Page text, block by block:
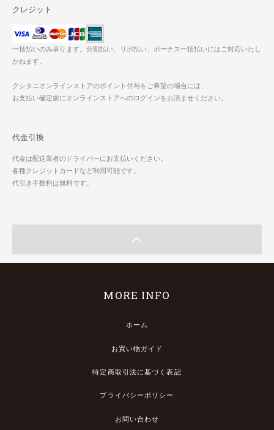
クレジット
一括払いのみ承ります。分割払い、リボ払い、ボーナス一括払いにはご対応いたし
かねます。
クシタニオンラインストアのポイント付与をご希望の場合には、
お支払い確定前にオンラインストアへのログインをお済ませください。
代金引換
代金は配送業者のドライバーにお支払いください。
各種クレジットカードなど利用可能です。
代引き手数料は無料です。
MORE INFO
ホーム
お買い物ガイド
特定商取引法に基づく表記
プライバシーポリシー
お問い合わせ